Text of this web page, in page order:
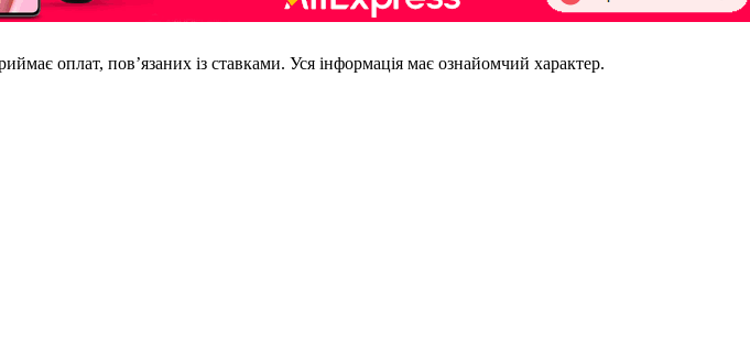
оплат, пов’язаних із ставками. Уся інформація має ознайомчий характер.